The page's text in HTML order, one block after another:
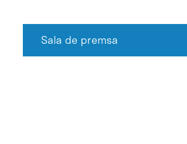
Sala de premsa